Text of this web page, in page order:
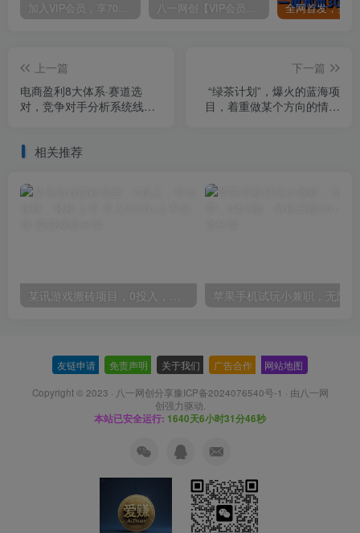
加入VIP会员，享70%的推广提成，免费学习多种网上创业课程，菜鸟秒变大神！ 八一网创【VIP会员专属交流群】
上一篇
电商盈利8大体系·赛道选
对，竞争对手分析系统线上
下一篇
“绿茶计划”，爆火的蓝海项
目，着重做某个方向的情感
相关推荐
某讯游戏搬砖项目，0投入，可以挂机，轻松上手,月入3000+上不封顶
友链申请 免责声明 关于我们 广告合作 网站地图
Copyright © 2023 · 八一网创分享豫ICP备2024076540号-1 · 由八一网
创强力驱动.
本站已安全运行: 1640天6小时31分46秒